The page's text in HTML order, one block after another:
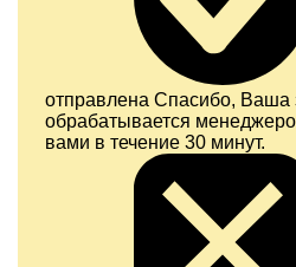
отправлена Спасибо, Ваша
обрабатывается
вами в течение 30 минут.